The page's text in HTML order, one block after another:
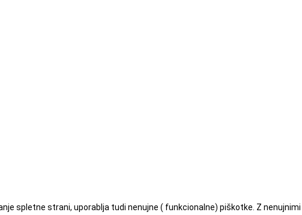
spletne strani, uporablja tudi nenujne ( funkcionalne) piškotke. Z